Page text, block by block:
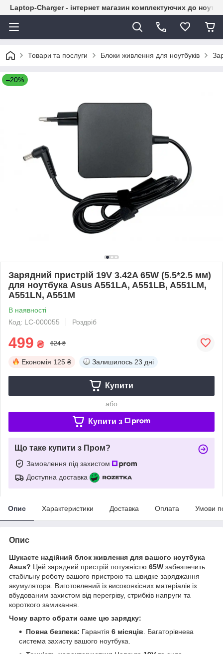
Laptop-Charger - інтернет магазин комплектуючих до
Товари та послуги Блоки живлення для ноутбуків
–20%
Зарядний пристрій 19V 3.42A 65W (5.5*2.5 мм)
для ноутбука Asus A551LA, A551LB, A551LM,
A551LN, A551M
В наявності
Код: LC-000055
Роздріб
499 ₴ 624 ₴
Економія 125 ₴ Залишилось 23 дні
Купити
або
Купити з
Що таке купити з Пром?
Замовлення під захистом
Доступна доставка
Опис Характеристики Доставка Оплата Умови
Опис
Шукаєте надійний блок живлення для вашого ноутбука
Asus? Цей зарядний пристрій потужністю 65W забезпечить
стабільну роботу вашого пристрою та швидке заряджання
акумулятора. Виготовлений із високоякісних матеріалів із
вбудованим захистом від перегріву, стрибків напруги та
короткого замикання.
Чому варто обрати саме цю зарядку:
Повна безпека: Гарантія 6 місяців . Багаторівнева
система захисту вашого ноутбука.